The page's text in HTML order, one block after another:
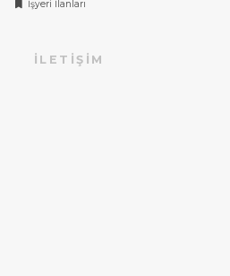
İşyeri İlanları
İLETIŞIM